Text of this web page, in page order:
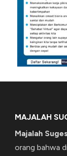
MAJALAH
Majalah
orang bahwa